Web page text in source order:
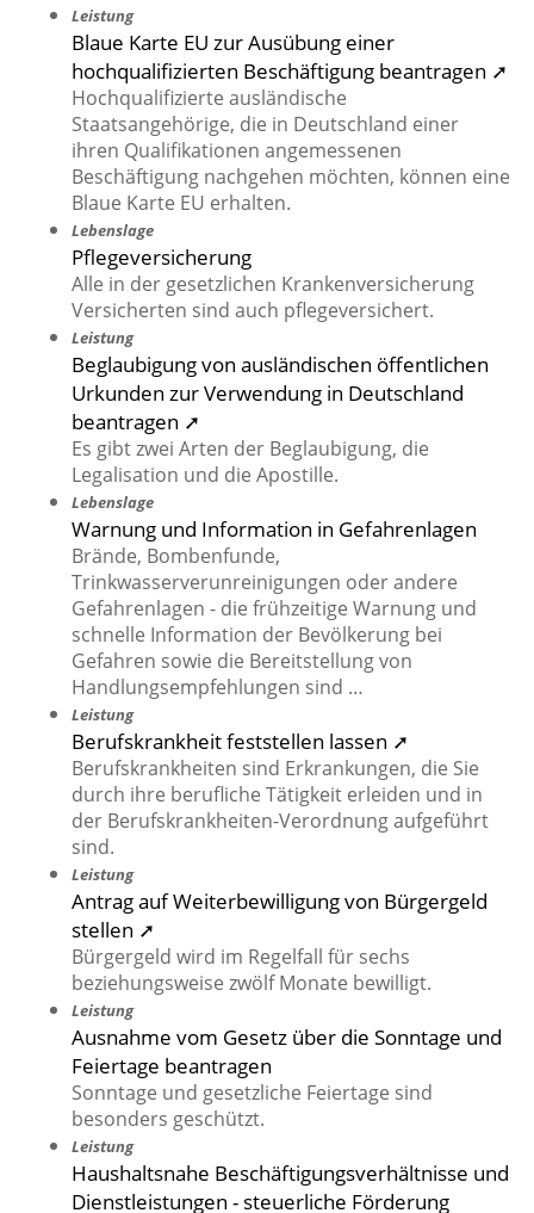
Leistung
Blaue Karte EU zur Ausübung einer
hochqualifizierten Beschäftigung beantragen ➚
Hochqualifizierte ausländische
Staatsangehörige, die in Deutschland einer
ihren Qualifikationen angemessenen
Beschäftigung nachgehen möchten, können eine
Blaue Karte EU erhalten.
Lebenslage
Pflegeversicherung
Alle in der gesetzlichen Krankenversicherung
Versicherten sind auch pflegeversichert.
Leistung
Beglaubigung von ausländischen öffentlichen
Urkunden zur Verwendung in Deutschland
beantragen ➚
Es gibt zwei Arten der Beglaubigung, die
Legalisation und die Apostille.
Lebenslage
Warnung und Information in Gefahrenlagen
Brände, Bombenfunde,
Trinkwasserverunreinigungen oder andere
Gefahrenlagen - die frühzeitige Warnung und
schnelle Information der Bevölkerung bei
Gefahren sowie die Bereitstellung von
Handlungsempfehlungen sind …
Leistung
Berufskrankheit feststellen lassen ➚
Berufskrankheiten sind Erkrankungen, die Sie
durch ihre berufliche Tätigkeit erleiden und in
der Berufskrankheiten-Verordnung aufgeführt
sind.
Leistung
Antrag auf Weiterbewilligung von Bürgergeld
stellen ➚
Bürgergeld wird im Regelfall für sechs
beziehungsweise zwölf Monate bewilligt.
Leistung
Ausnahme vom Gesetz über die Sonntage und
Feiertage beantragen
Sonntage und gesetzliche Feiertage sind
besonders geschützt.
Leistung
Haushaltsnahe Beschäftigungsverhältnisse und
Dienstleistungen - steuerliche Förderung